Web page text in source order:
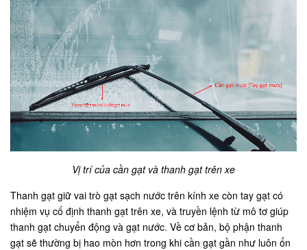
Vị trí của cần gạt và thanh gạt trên xe
Thanh gạt giữ vai trò gạt sạch nước trên kính xe còn tay gạt có
nhiệm vụ cố định thanh gạt trên xe, và truyền lệnh từ mô tơ giúp
thanh gạt chuyển động và gạt nước. Về cơ bản, bộ phận thanh
gạt sẽ thường bị hao mòn hơn trong khi cần gạt gần như luôn ổn